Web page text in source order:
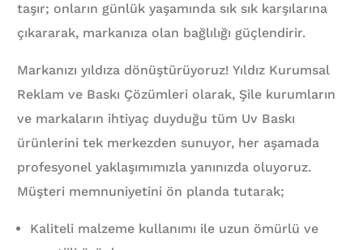
taşır; onların günlük yaşamında sık sık karşılarına
çıkararak, markanıza olan bağlılığı güçlendirir.
Markanızı yıldıza dönüştürüyoruz! Yıldız Kurumsal
Reklam ve Baskı Çözümleri olarak, Şile kurumların
ve markaların ihtiyaç duyduğu tüm Uv Baskı
ürünlerini tek merkezden sunuyor, her aşamada
profesyonel yaklaşımımızla yanınızda oluyoruz.
Müşteri memnuniyetini ön planda tutarak;
Kaliteli malzeme kullanımı ile uzun ömürlü ve